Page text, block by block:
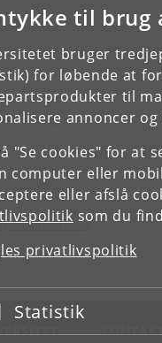
til brug
bruger
for løbende at
til
annoncer
"Se cookies" for at
computer eller
eller afslå
som du
privatlivspolitik
Acceptér eller afslå
Statistik
og
Naturforvaltning